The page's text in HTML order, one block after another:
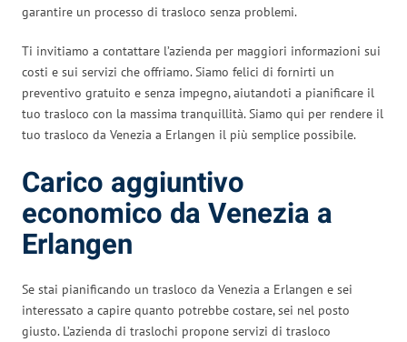
garantire un processo di trasloco senza problemi.
Ti invitiamo a contattare l’azienda per maggiori informazioni sui
costi e sui servizi che offriamo. Siamo felici di fornirti un
preventivo gratuito e senza impegno, aiutandoti a pianificare il
tuo trasloco con la massima tranquillità. Siamo qui per rendere il
tuo trasloco da Venezia a Erlangen il più semplice possibile.
Carico aggiuntivo
economico da Venezia a
Erlangen
Se stai pianificando un trasloco da Venezia a Erlangen e sei
interessato a capire quanto potrebbe costare, sei nel posto
giusto. L’azienda di traslochi propone servizi di trasloco